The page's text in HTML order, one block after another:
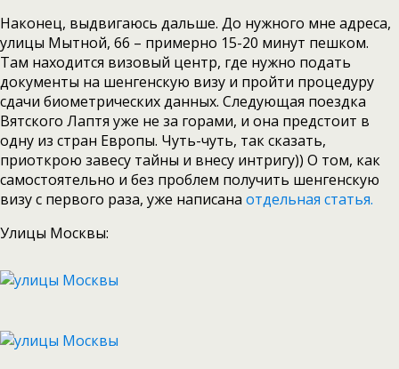
Наконец, выдвигаюсь дальше. До нужного мне адреса,
улицы Мытной, 66 – примерно 15-20 минут пешком.
Там находится визовый центр, где нужно подать
документы на шенгенскую визу и пройти процедуру
сдачи биометрических данных. Следующая поездка
Вятского Лаптя уже не за горами, и она предстоит в
одну из стран Европы. Чуть-чуть, так сказать,
приоткрою завесу тайны и внесу интригу)) О том, как
самостоятельно и без проблем получить шенгенскую
визу с первого раза, уже написана отдельная статья.
Улицы Москвы: